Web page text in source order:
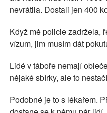
nevrátila. Dostali jen 400
Když mě policie zadržela,
vízum, jim musím dát
Lidé v táboře nemají
nějaké sbírky, ale to
Podobné je to s lékařem.